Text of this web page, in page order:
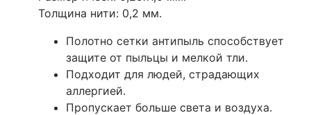
Толщина нити: 0,2 мм.
Полотно сетки антипыль способствует
защите от пыльцы и мелкой тли.
Подходит для людей, страдающих
аллергией.
Пропускает больше света и воздуха.